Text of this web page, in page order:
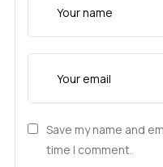
Save my name and
time I comment.